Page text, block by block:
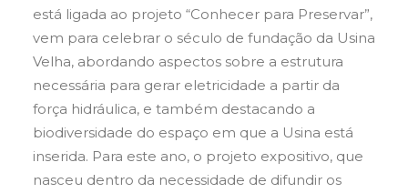
está ligada ao projeto “Conhecer para Preservar”,
vem para celebrar o século de fundação da Usina
Velha, abordando aspectos sobre a estrutura
necessária para gerar eletricidade a partir da
força hidráulica, e também destacando a
biodiversidade do espaço em que a Usina está
inserida. Para este ano, o projeto expositivo, que
nasceu dentro da necessidade de difundir os